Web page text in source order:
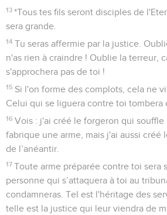
13 *Tous tes fils seront disciples de
sera grande.
14 Tu seras affermie par la justice.
n'as rien à craindre ! Oublie la terreur,
s'approchera pas de toi !
15 Si l'on forme des complots, cela ne
Celui qui se liguera contre toi tombera
16 Vois : j'ai créé le forgeron qui souffle
fabrique une arme, mais j'ai aussi créé
de l’anéantir.
17 Toute arme préparée contre toi sera
personne qui s’attaquera à toi au
condamneras. Tel est l'héritage des
telle est la justice qui leur viendra de